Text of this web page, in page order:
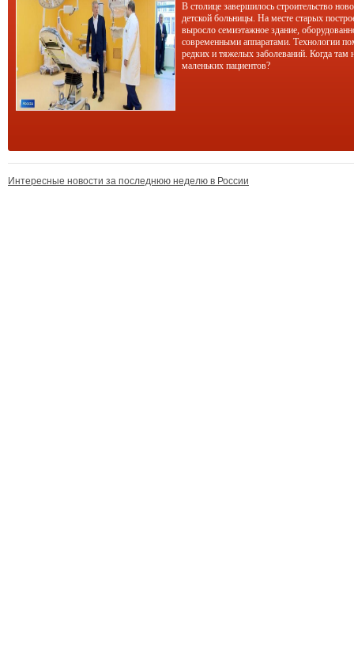
В столице завершилось строительство
детской больницы. На месте старых
выросло семиэтажное здание,
современными аппаратами. Технологии
редких и тяжелых заболеваний. Когда там
маленьких пациентов?
Интересные новости за последнюю неделю в России